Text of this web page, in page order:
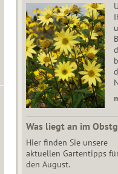
Was liegt an im
Hier finden Sie unsere
aktuellen Gartentipps
den August.